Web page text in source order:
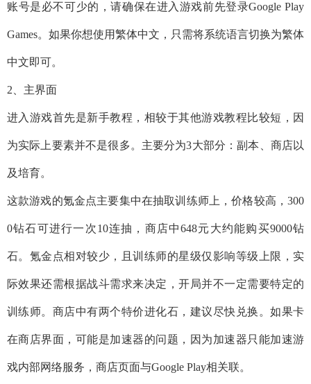
账号是必不可少的，请确保在进入游戏前先登录Google Play
Games。如果你想使用繁体中文，只需将系统语言切换为繁体
中文即可。
2、主界面
进入游戏首先是新手教程，相较于其他游戏教程比较短，因
为实际上要素并不是很多。主要分为3大部分：副本、商店以
及培育。
这款游戏的氪金点主要集中在抽取训练师上，价格较高，300
0钻石可进行一次10连抽，商店中648元大约能购买9000钻
石。氪金点相对较少，且训练师的星级仅影响等级上限，实
际效果还需根据战斗需求来决定，开局并不一定需要特定的
训练师。商店中有两个特价进化石，建议尽快兑换。如果卡
在商店界面，可能是加速器的问题，因为加速器只能加速游
戏内部网络服务，商店页面与Google Play相关联。